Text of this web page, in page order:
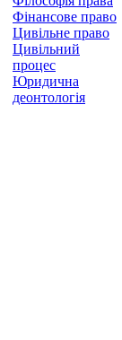
Фінансове право
Цивільне право
Цивільний
процес
Юридична
деонтологія